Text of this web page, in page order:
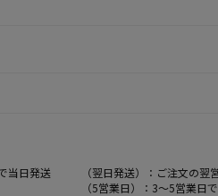
当日発送
（翌日発送）：ご注文の翌
（5営業日）：3～5営業日